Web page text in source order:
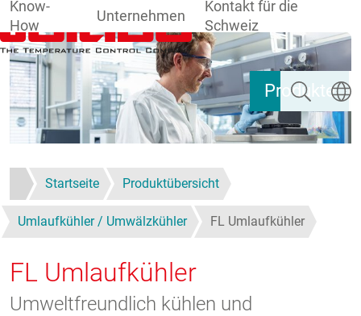
Direkt zum Inhalt
Produkte
Know-
How
Unternehmen
Kontakt für die
Schweiz
Suchen
Startseite Produktübersicht
Umlaufkühler / Umwälzkühler FL Umlaufkühler
FL Umlaufkühler
Umweltfreundlich kühlen und